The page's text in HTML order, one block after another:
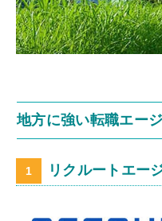
地方に強い転職エー
リクルートエー